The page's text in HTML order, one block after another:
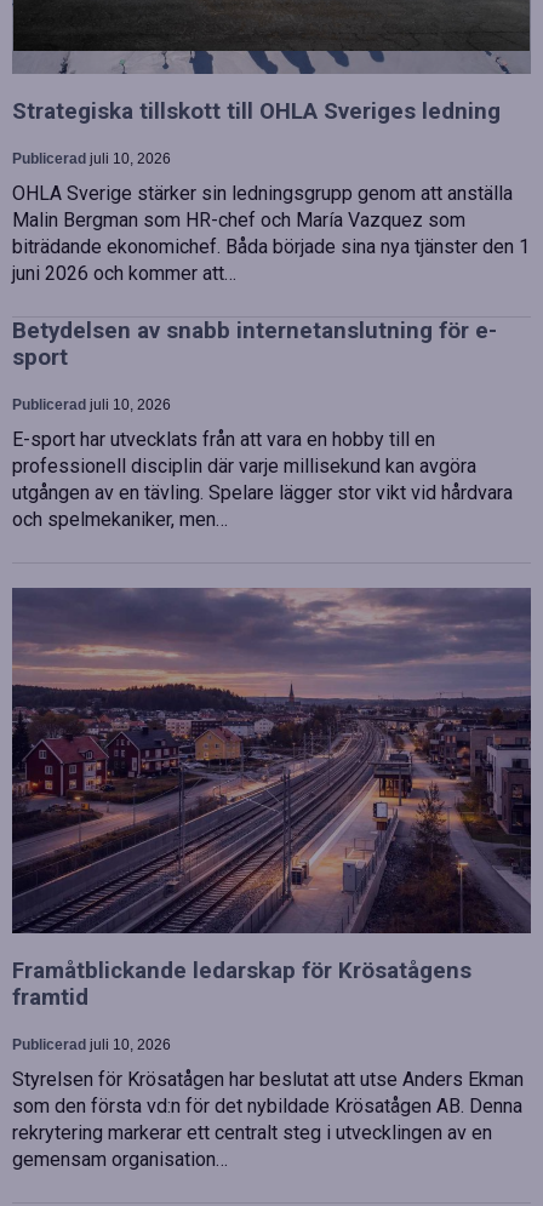
Strategiska tillskott till OHLA Sveriges ledning
Publicerad juli 10, 2026
OHLA Sverige stärker sin ledningsgrupp genom att anställa
Malin Bergman som HR-chef och María Vazquez som
biträdande ekonomichef. Båda började sina nya tjänster den 1
juni 2026 och kommer att…
Betydelsen av snabb internetanslutning för e-
sport
Publicerad juli 10, 2026
E-sport har utvecklats från att vara en hobby till en
professionell disciplin där varje millisekund kan avgöra
utgången av en tävling. Spelare lägger stor vikt vid hårdvara
och spelmekaniker, men…
Framåtblickande ledarskap för Krösatågens
framtid
Publicerad juli 10, 2026
Styrelsen för Krösatågen har beslutat att utse Anders Ekman
som den första vd:n för det nybildade Krösatågen AB. Denna
rekrytering markerar ett centralt steg i utvecklingen av en
gemensam organisation…